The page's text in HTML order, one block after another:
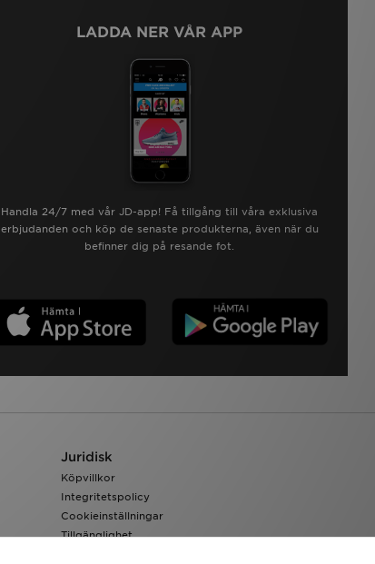
LADDA NER VÅR APP
Handla 24/7 med vår JD-app! Få tillgång till våra exklusiva
erbjudanden och köp de senaste produkterna, även när du
befinner dig på resande fot.
Juridisk
Köpvillkor
Integritetspolicy
Cookieinställningar
Tillgänglighet